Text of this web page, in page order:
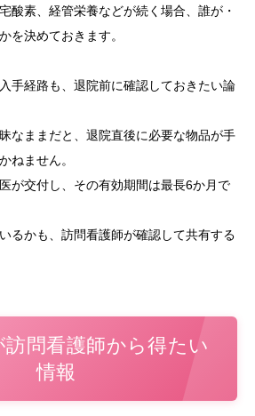
酸素、経管栄養などが続く場合、誰が・
を決めておきます。
手経路も、退院前に確認しておきたい論
なままだと、退院直後に必要な物品が手
ねません。
が交付し、その有効期間は最長6か月で
るかも、訪問看護師が確認して共有する
問看護師から得たい
情報